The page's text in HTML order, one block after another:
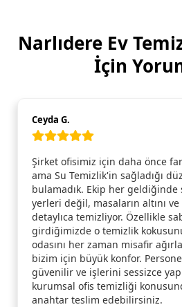
Narlıdere Ev
İçin
Ceyda G.
Şirket ofisimiz için daha önce
ama Su Temizlik'in sağladığı
bulamadık. Ekip her
yerleri değil, masaların altını
detaylıca temizliyor. Özellikle
girdiğimizde o temizlik
odasını her zaman misafir
bizim için büyük konfor.
güvenilir ve işlerini sessizce
kurumsal ofis temizliği
anahtar teslim edebilirsiniz.